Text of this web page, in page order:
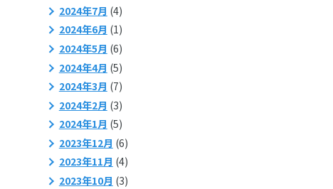
2024年7月 (4)
2024年6月 (1)
2024年5月 (6)
2024年4月 (5)
2024年3月 (7)
2024年2月 (3)
2024年1月 (5)
2023年12月 (6)
2023年11月 (4)
2023年10月 (3)